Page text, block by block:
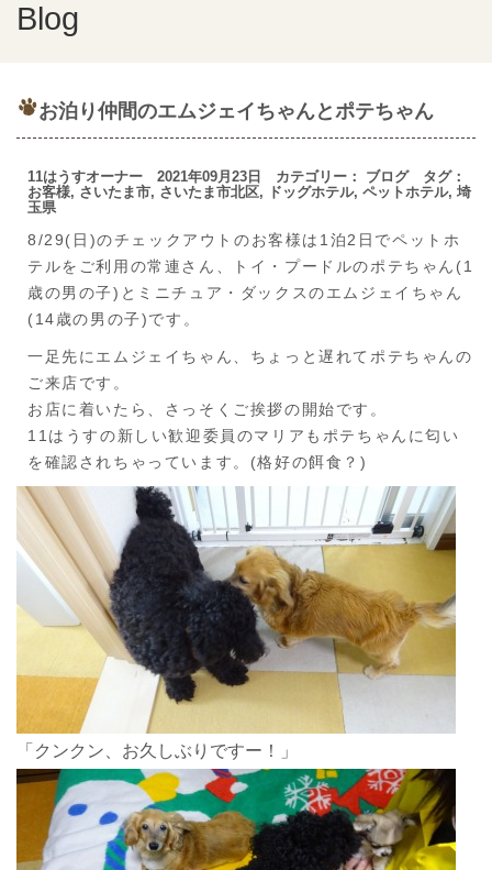
Blog
お泊り仲間のエムジェイちゃんとポテちゃん
11はうすオーナー 2021年09月23日 カテゴリー： ブログタグ：
お客様, さいたま市, さいたま市北区, ドッグホテル, ペットホテル, 埼
玉県
8/29(日)のチェックアウトのお客様は1泊2日でペットホ
テルをご利用の常連さん、トイ・プードルのポテちゃん(1
歳の男の子)とミニチュア・ダックスのエムジェイちゃん
(14歳の男の子)です。
一足先にエムジェイちゃん、ちょっと遅れてポテちゃんの
ご来店です。
お店に着いたら、さっそくご挨拶の開始です。
11はうすの新しい歓迎委員のマリアもポテちゃんに匂い
を確認されちゃっています。(格好の餌食？)
「クンクン、お久しぶりですー！」